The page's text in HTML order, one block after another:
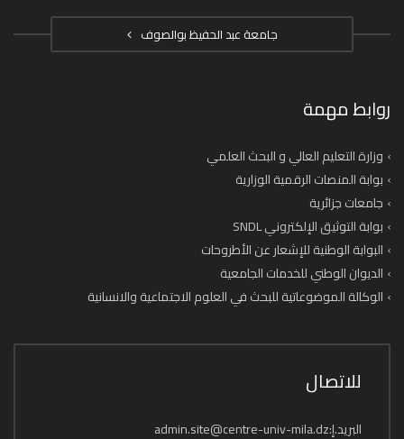
جامعة عبد الحفيظ بوالصوف
روابط مهمة
وزارة التعليم العالي و البحث العلمي
بوابة المنصات الرقمية الوزارية
جامعات جزائرية
بوابة التوثيق الإلكتروني SNDL
البوابة الوطنية للإشعار عن الأطروحات
الديوان الوطني للخدمات الجامعية
الوكالة الموضوعاتية للبحث في العلوم الاجتماعية والانسانية
للاتصال
البريد.إ:admin.site@centre-univ-mila.dz